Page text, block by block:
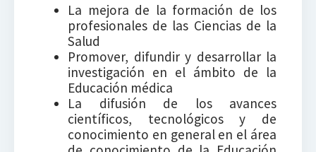
La mejora de la formación de los
profesionales de las Ciencias de la
Salud
Promover, difundir y desarrollar la
investigación en el ámbito de la
Educación médica
La difusión de los avances
científicos, tecnológicos y de
conocimiento en general en el área